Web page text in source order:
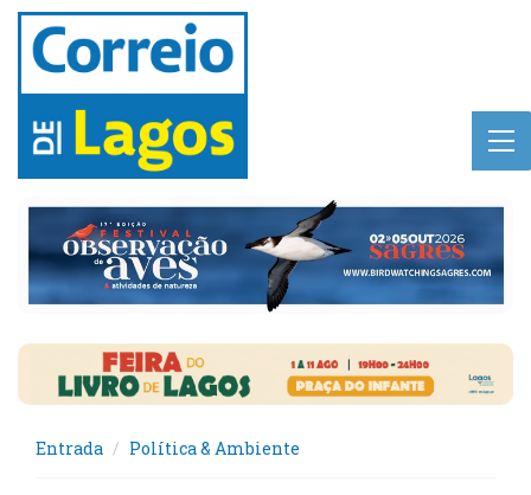
Entrada Política & Ambiente